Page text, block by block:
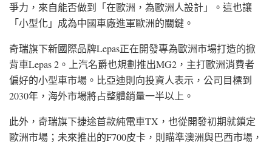
爭力，來自能否做到「在歐洲，為歐洲人設計」。這也讓
「小型化」成為中國車廠進軍歐洲的關鍵。
奇瑞旗下新國際品牌Lepas正在開發專為歐洲市場打造的掀
背車Lepas 2 。上汽名爵也規劃推出MG2 ，主打歐洲消費者
偏好的小型車市場。比亞迪則向投資人表示，公司目標到
2030年，海外市場將占整體銷量一半以上。
此外，奇瑞旗下捷途首款純電車TX，也從開發初期就鎖定
歐洲市場；未來推出的F700皮卡，則瞄準澳洲與巴西市場，